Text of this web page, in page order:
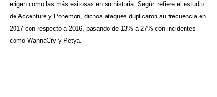
erigen como las más exitosas en su historia. Según refiere el estudio
de Accenture y Ponemon, dichos ataques duplicaron su frecuencia en
2017 con respecto a 2016, pasando de 13% a 27% con incidentes
como WannaCry y Petya.